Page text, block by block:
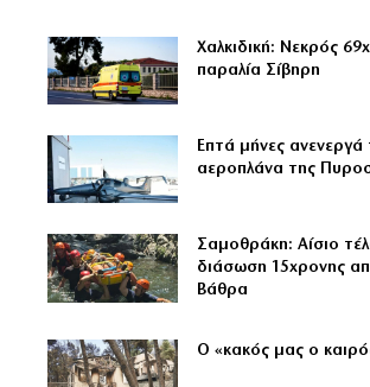
Χαλκιδική: Νεκρός
παραλία Σίβηρη
Επτά μήνες ανενεργά
αεροπλάνα της
Σαμοθράκη: Αίσιο
διάσωση 15χρονης
Βάθρα
Ο «κακός μας ο